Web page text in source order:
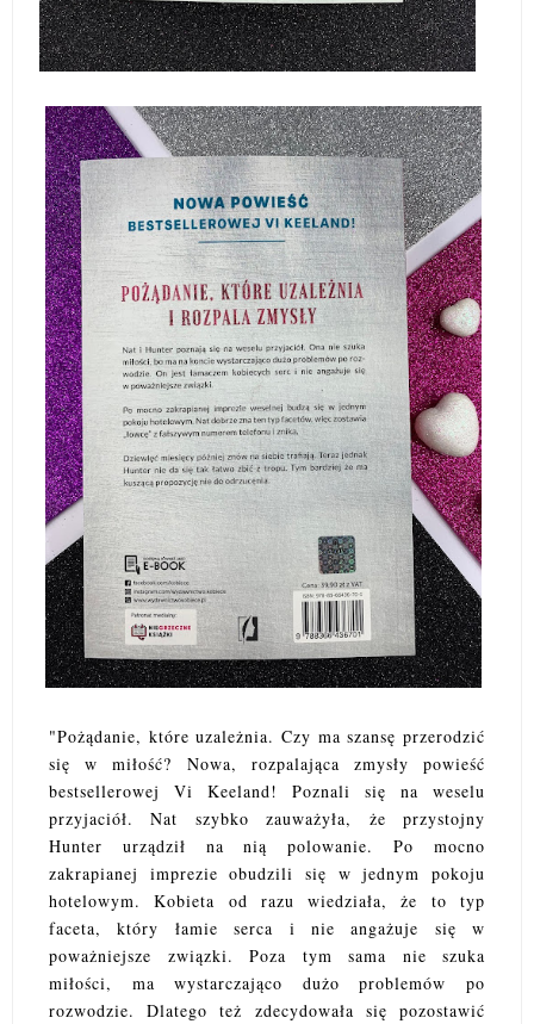
"Pożądanie, które uzależnia. Czy ma szansę przerodzić
się w miłość? Nowa, rozpalająca zmysły powieść
bestsellerowej Vi Keeland! Poznali się na weselu
przyjaciół. Nat szybko zauważyła, że przystojny
Hunter urządził na nią polowanie. Po mocno
zakrapianej imprezie obudzili się w jednym pokoju
hotelowym. Kobieta od razu wiedziała, że to typ
faceta, który łamie serca i nie angażuje się w
poważniejsze związki. Poza tym sama nie szuka
miłości, ma wystarczająco dużo problemów po
rozwodzie. Dlatego też zdecydowała się pozostawić